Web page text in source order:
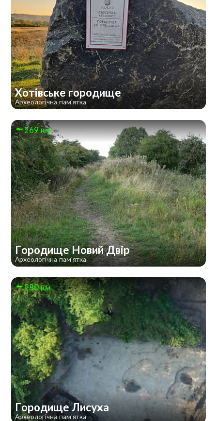
Хотівське городище
Археологічна пам'ятка
269 км
Городище Новий Двір
Археологічна пам'ятка
280 км
Городище Лисуха
Археологічна пам'ятка